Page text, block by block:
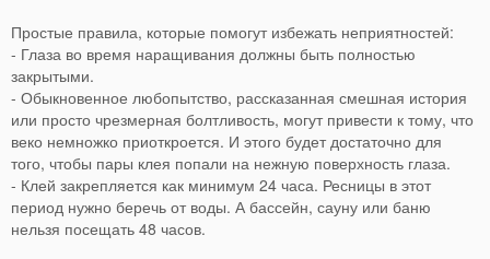
Простые правила, которые помогут избежать неприятностей:
- Глаза во время наращивания должны быть полностью
закрытыми.
- Обыкновенное любопытство, рассказанная смешная история
или просто чрезмерная болтливость, могут привести к тому, что
веко немножко приоткроется. И этого будет достаточно для
того, чтобы пары клея попали на нежную поверхность глаза.
- Клей закрепляется как минимум 24 часа. Ресницы в этот
период нужно беречь от воды. А бассейн, сауну или баню
нельзя посещать 48 часов.